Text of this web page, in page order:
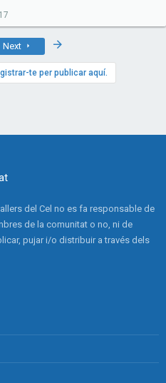
Next
te per publicar aquí.
del Cel no es fa responsable de
de la comunitat o no, ni de
pujar i/o distribuir a través dels